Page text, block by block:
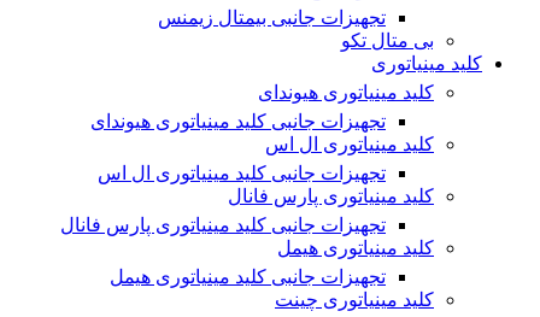
تجهیزات جانبی بیمتال زیمنس
بی متال تکو
کلید مینیاتوری
کلید مینیاتوری هیوندای
تجهیزات جانبی کلید مینیاتوری هیوندای
کلید مینیاتوری ال اس
تجهیزات جانبی کلید مینیاتوری ال اس
کلید مینیاتوری پارس فانال
تجهیزات جانبی کلید مینیاتوری پارس فانال
کلید مینیاتوری هیمل
تجهیزات جانبی کلید مینیاتوری هیمل
کلید مینیاتوری چینت